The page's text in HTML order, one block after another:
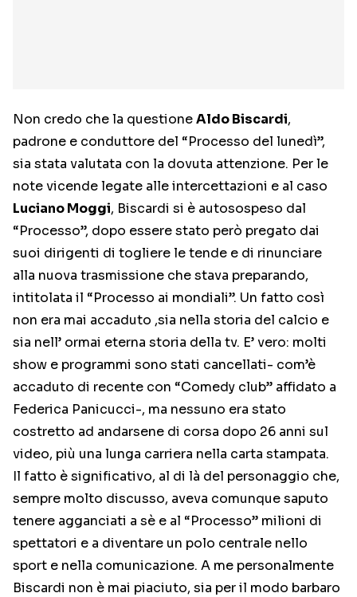
Non credo che la questioneAldo Biscardi,
padrone e conduttore del “Processo del lunedì”,
sia stata valutata con la dovuta attenzione. Per le
note vicende legate alle intercettazioni e al caso
Luciano Moggi, Biscardi si è autosospeso dal
“Processo”, dopo essere stato però pregato dai
suoi dirigenti di togliere le tende e di rinunciare
alla nuova trasmissione che stava preparando,
intitolata il “Processo ai mondiali”. Un fatto così
non era mai accaduto ,sia nella storia del calcio e
sia nell’ ormai eterna storia della tv. E’ vero: molti
show e programmi sono stati cancellati- com’è
accaduto di recente con “Comedy club” affidato a
Federica Panicucci-, ma nessuno era stato
costretto ad andarsene di corsa dopo 26 anni sul
video, più una lunga carriera nella carta stampata.
Il fatto è significativo, al di là del personaggio che,
sempre molto discusso, aveva comunque saputo
tenere agganciati a sè e al “Processo” milioni di
spettatori e a diventare un polo centrale nello
sport e nella comunicazione. A me personalmente
Biscardi non è mai piaciuto, sia per il modo barbaro